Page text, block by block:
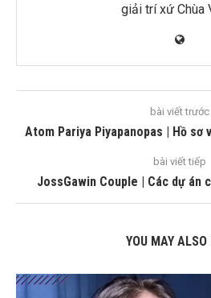
giải trí xứ Chùa
bài viết trước
Atom Pariya Piyapanopas | Hồ sơ
bài viết tiếp
JossGawin Couple | Các dự án
YOU MAY ALSO